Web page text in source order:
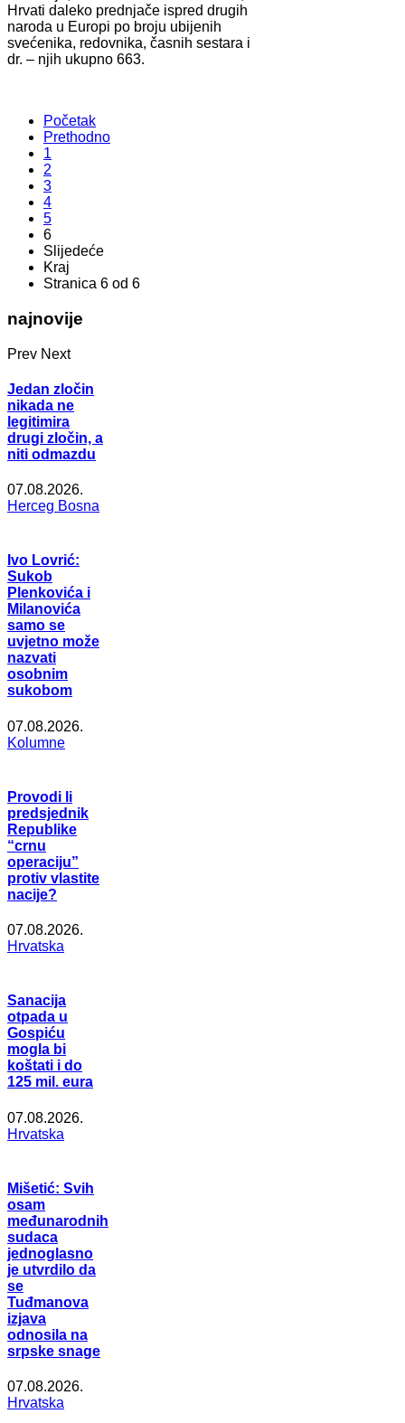
Hrvati daleko prednjače ispred drugih
naroda u Europi po broju ubijenih
svećenika, redovnika, časnih sestara i
dr. – njih ukupno 663.
Početak
Prethodno
1
2
3
4
5
6
Slijedeće
Kraj
Stranica 6 od 6
najnovije
Prev Next
Jedan zločin
nikada ne
legitimira
drugi zločin, a
niti odmazdu
07.08.2026.
Herceg Bosna
Ivo Lovrić:
Sukob
Plenkovića i
Milanovića
samo se
uvjetno može
nazvati
osobnim
sukobom
07.08.2026.
Kolumne
Provodi li
predsjednik
Republike
“crnu
operaciju”
protiv vlastite
nacije?
07.08.2026.
Hrvatska
Sanacija
otpada u
Gospiću
mogla bi
koštati i do
125 mil. eura
07.08.2026.
Hrvatska
Mišetić: Svih
osam
međunarodnih
sudaca
jednoglasno
je utvrdilo da
se
Tuđmanova
izjava
odnosila na
srpske snage
07.08.2026.
Hrvatska